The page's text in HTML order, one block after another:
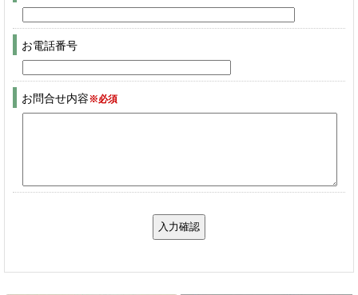
お電話番号
お問合せ内容※必須